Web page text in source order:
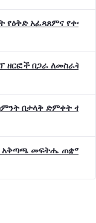
የዕቅድ አፈጻጸምና
በጋራ ለመስራት
በታላቅ ድምቀት
አቅጣጫ መፍትሔ ጠቋሚ